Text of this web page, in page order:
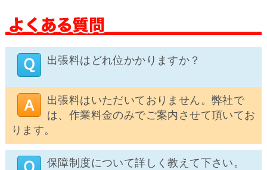
出張料はどれ位かかりますか？
出張料はいただいておりません。弊社で
は、作業料金のみでご案内させて頂いてお
ります。
保障制度について詳しく教えて下さい。